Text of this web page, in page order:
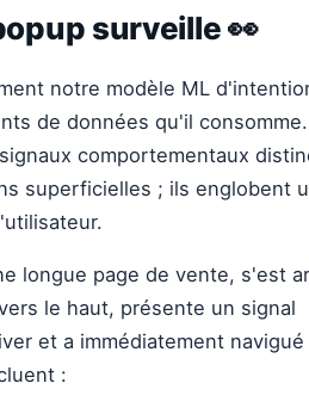
surveille 👀
notre modèle ML
de données qu'il consomme.
comportementaux
superficielles ; ils englobent
longue page de vente, s'est
le haut, présente un signal
et a immédiatement navigué
: